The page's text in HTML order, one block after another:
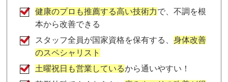
健康のプロも推薦する高い技術力で、不調を根
本から改善できる
スタッフ全員が国家資格を保有する、身体改善
のスペシャリスト
土曜祝日も営業しているから通いやすい！